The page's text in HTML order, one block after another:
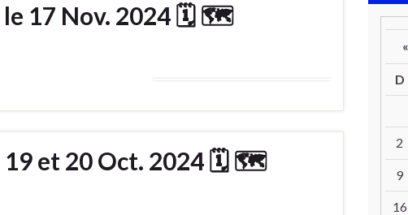
le 17 Nov. 2024 🗓 🗺
19 et 20 Oct. 2024 🗓 🗺
«
D
2
9
16